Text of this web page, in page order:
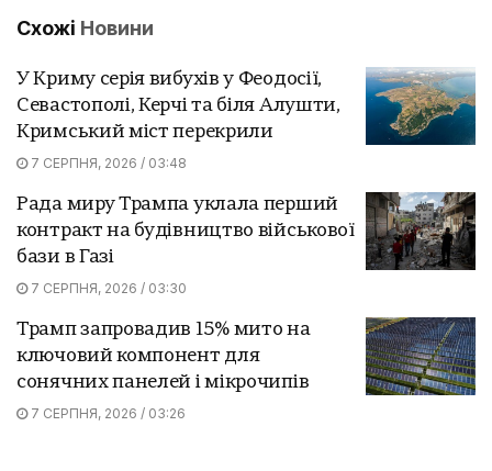
Схожі Новини
У Криму серія вибухів у Феодосії,
Севастополі, Керчі та біля Алушти,
Кримський міст перекрили
7 СЕРПНЯ, 2026 / 03:48
Рада миру Трампа уклала перший
контракт на будівництво військової
бази в Газі
7 СЕРПНЯ, 2026 / 03:30
Трамп запровадив 15% мито на
ключовий компонент для
сонячних панелей і мікрочипів
7 СЕРПНЯ, 2026 / 03:26